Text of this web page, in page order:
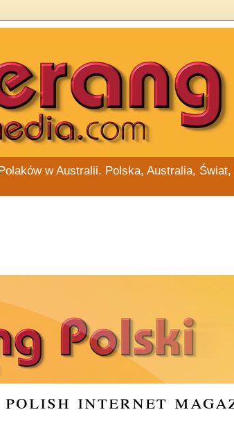
w Australii. Polska, Australia, Świat,
polish internet